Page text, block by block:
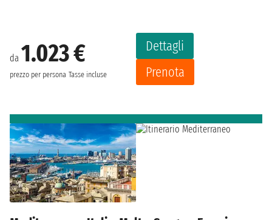
da 1.023 €
prezzo per persona Tasse incluse
Dettagli
Prenota